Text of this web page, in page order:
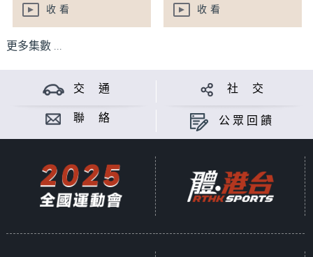
收看 收看
更多集數 ...
交 通 社 交
聯 絡 公眾回饋